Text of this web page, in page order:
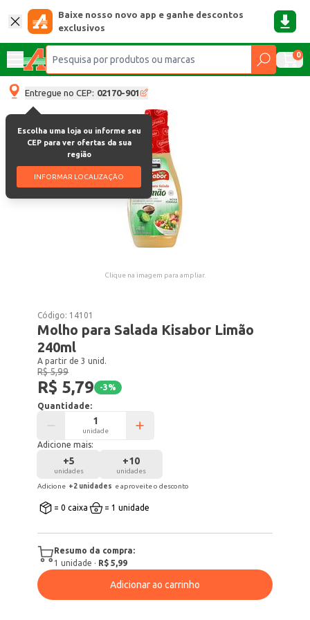
Baixe nosso novo app e ganhe descontos
exclusivos
0
Entregue no CEP: 02170-901
Escolha uma loja ou informe seu
CEP para ver ofertas da sua
região
INFORMAR LOCALIZAÇÃO
Clique na imagem para ampliar.
Código: 14101
Molho para Salada Kisabor Limão
240ml
A partir de 3 unid.
R$ 5,99
R$ 5,79 -3%
Quantidade:
unidade
Adicione mais:
+5
unidades
+10
unidades
Adicione +2 unidades e aproveite o desconto
= 0 caixa = 1 unidade
Resumo da compra:
1 unidade · R$ 5,99
Adicionar ao carrinho